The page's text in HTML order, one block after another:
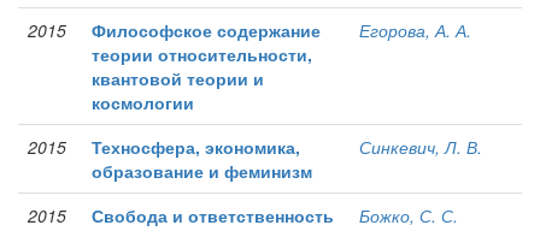
2015
Философское содержание
теории относительности,
квантовой теории и
космологии
Егорова, А. А.
2015
Техносфера, экономика,
образование и феминизм
Синкевич, Л. В.
2015
Свобода и ответственность
Божко, С. С.